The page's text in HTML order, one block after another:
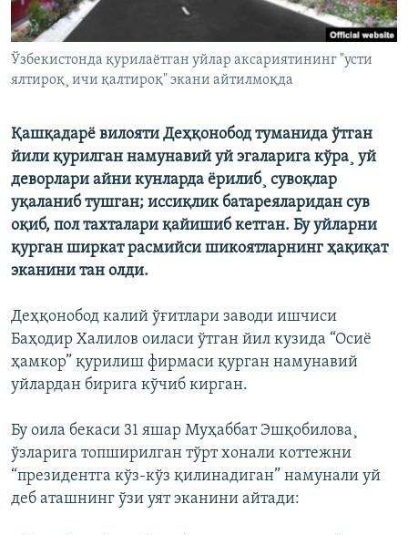
Ўзбекистонда қурилаётган уйлар аксариятининг "усти
ялтироқ¸ ичи қалтироқ" экани айтилмоқда
Қашқадарё вилояти Деҳқонобод туманида ўтган
йили қурилган намунавий уй эгаларига кўра¸ уй
деворлари айни кунларда ëрилиб¸ сувоқлар
уқаланиб тушган; иссиқлик батареяларидан сув
оқиб, пол тахталари қайишиб кетган. Бу уйларни
қурган ширкат расмийси шикоятларнинг ҳақиқат
эканини тан олди.
Деҳқонобод калий ўғитлари заводи ишчиси
Баҳодир Халилов оиласи ўтган йил кузида “Осиё
ҳамкор” қурилиш фирмаси қурган намунавий
уйлардан бирига кўчиб кирган.
Бу оила бекаси 31 яшар Муҳаббат Эшқобилова¸
ўзларига топширилган тўрт хонали коттежни
“президентга кўз-кўз қилинадиган” намунали уй
деб аташнинг ўзи уят эканини айтади: